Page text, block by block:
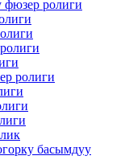
фюзер ролиги
ролиги
басымдуу